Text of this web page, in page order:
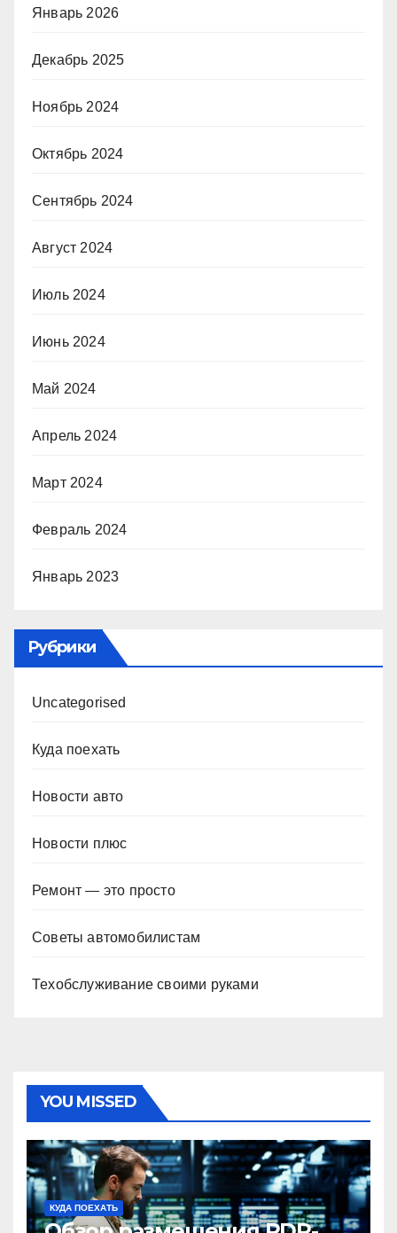
Январь 2026
Декабрь 2025
Ноябрь 2024
Октябрь 2024
Сентябрь 2024
Август 2024
Июль 2024
Июнь 2024
Май 2024
Апрель 2024
Март 2024
Февраль 2024
Январь 2023
Рубрики
Uncategorised
Куда поехать
Новости авто
Новости плюс
Ремонт — это просто
Советы автомобилистам
Техобслуживание своими руками
YOU MISSED
КУДА ПОЕХАТЬ